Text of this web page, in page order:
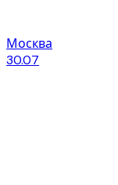
Москва
30.07